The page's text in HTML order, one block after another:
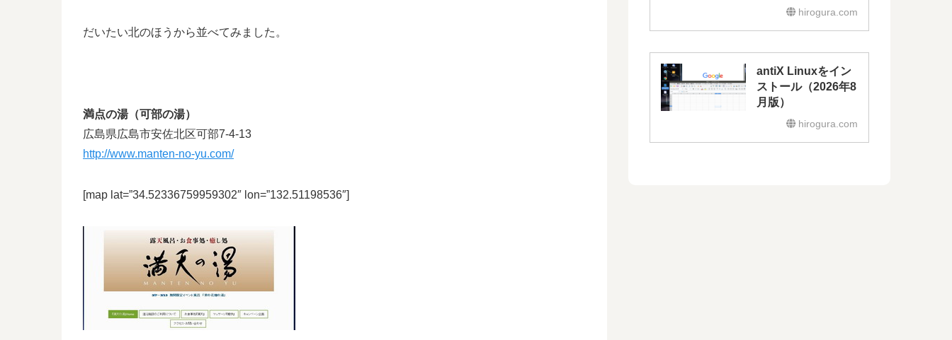
だいたい北のほうから並べてみました。
満点の湯（可部の湯）
広島県広島市安佐北区可部7-4-13
http://www.manten-no-yu.com/
[map lat=”34.52336759959302″ lon=”132.51198536″]
hirogura.com
antiX Linuxをイン
ストール（2026年8
月版）
hirogura.com